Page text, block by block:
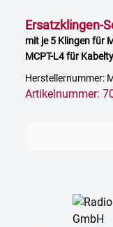
Ersatzklingen-
mit je 5 Klingen für
MCPT-L4 für
Herstellernummer:
Artikelnummer: